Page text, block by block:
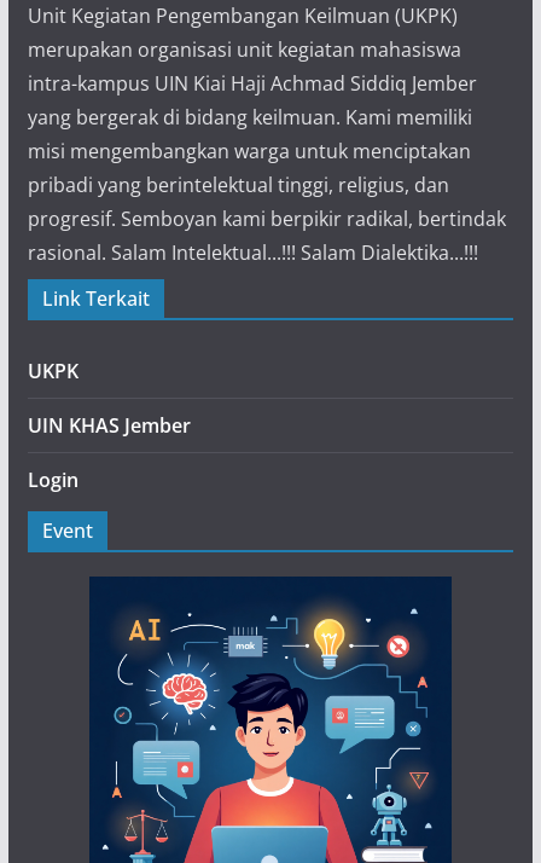
Unit Kegiatan Pengembangan Keilmuan (UKPK)
merupakan organisasi unit kegiatan mahasiswa
intra-kampus UIN Kiai Haji Achmad Siddiq Jember
yang bergerak di bidang keilmuan. Kami memiliki
misi mengembangkan warga untuk menciptakan
pribadi yang berintelektual tinggi, religius, dan
progresif. Semboyan kami berpikir radikal, bertindak
rasional. Salam Intelektual...!!! Salam Dialektika...!!!
Link Terkait
UKPK
UIN KHAS Jember
Login
Event